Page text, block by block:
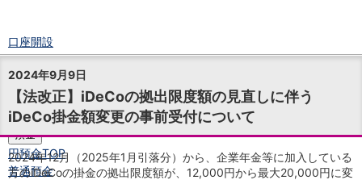
口座開設
ログイン
チャット
メニュー
商品・サービス
預金
円預金TOP
普通預金
2024年9月9日
【法改正】iDeCoの拠出限度額の見直しに伴う
iDeCo掛金額変更の事前受付について
2024年12月（2025年1月引落分）から、企業年金等に加入している
方のiDeCoの掛金の拠出限度額が、12,000円から最大20,000円に変